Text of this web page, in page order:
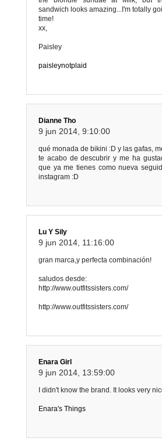
sandwich looks amazing...I'm totally
time!
xx,
Paisley
paisleynotplaid
Dianne Tho
9 jun 2014, 9:10:00
qué monada de bikini :D y las gafas,
te acabo de descubrir y me ha
que ya me tienes como nueva
instagram :D
Lu Y Sily
9 jun 2014, 11:16:00
gran marca,y perfecta combinación!
saludos desde:
http://www.outfitssisters.com/
http://www.outfitssisters.com/
Enara Girl
9 jun 2014, 13:59:00
I didn't know the brand. It looks very
Enara's Things